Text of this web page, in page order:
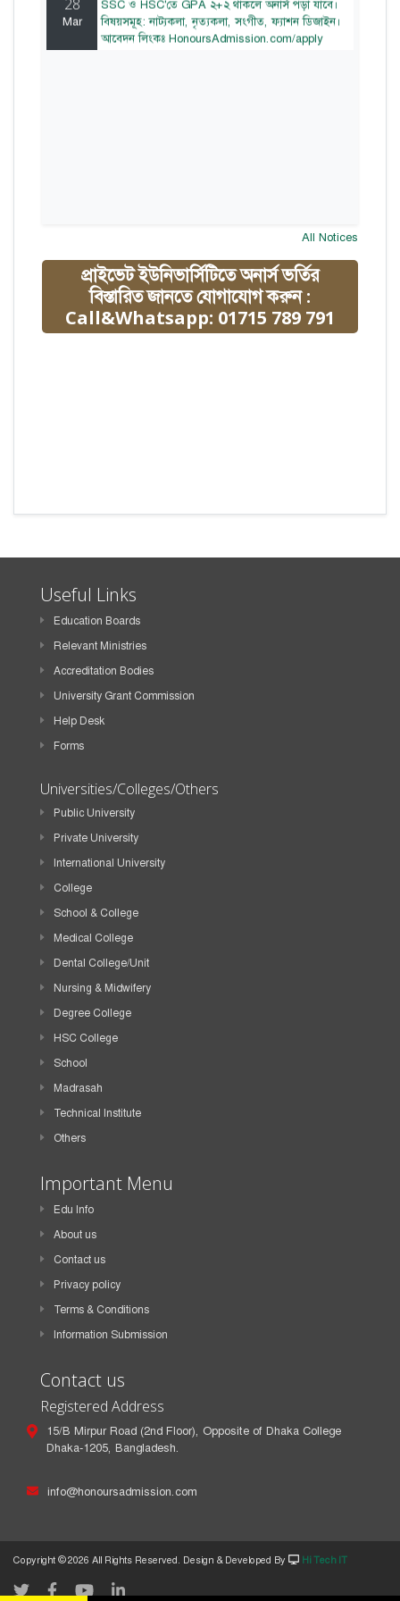
Mar
বিষয়সমূহ: নাট্যকলা, নৃত্যকলা, সংগীত, ফ্যাশন ডিজাইন।
আবেদন লিংকঃ HonoursAdmission.com/apply
All Notices
প্রাইভেট ইউনিভার্সিটিতে অনার্স ভর্তির
বিস্তারিত জানতে যোগাযোগ করুন :
Call&Whatsapp: 01715 789 791
Useful Links
Education Boards
Relevant Ministries
Accreditation Bodies
University Grant Commission
Help Desk
Forms
Universities/Colleges/Others
Public University
Private University
International University
College
School & College
Medical College
Dental College/Unit
Nursing & Midwifery
Degree College
HSC College
School
Madrasah
Technical Institute
Others
Important Menu
Edu Info
About us
Contact us
Privacy policy
Terms & Conditions
Information Submission
Contact us
Registered Address
15/B Mirpur Road (2nd Floor), Opposite of Dhaka College
Dhaka-1205, Bangladesh.
info@honoursadmission.com
Copyright ©2026 All Rights Reserved. Design & Developed By Hi Tech IT